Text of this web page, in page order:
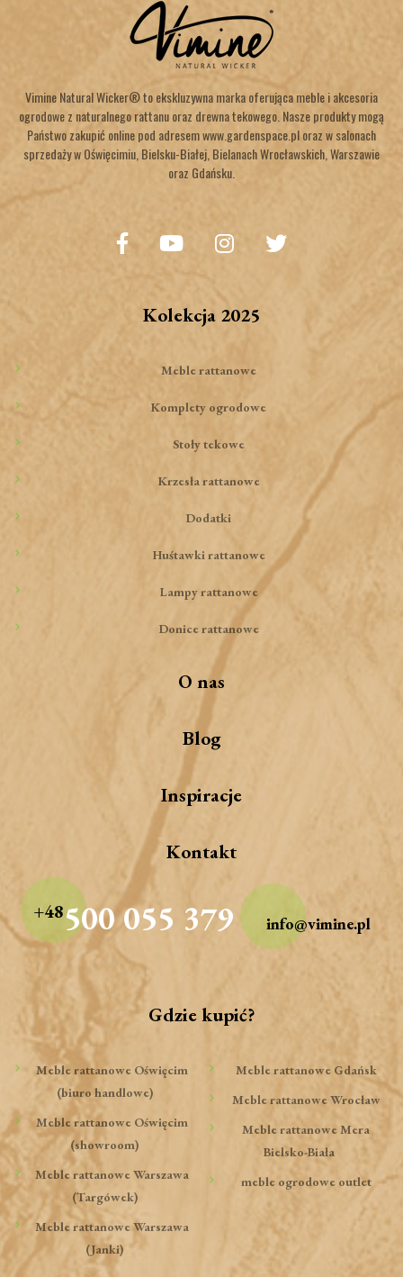
Vimine Natural Wicker® to ekskluzywna marka oferująca meble i akcesoria
ogrodowe z naturalnego rattanu oraz drewna tekowego. Nasze produkty mogą
Państwo zakupić online pod adresem www.gardenspace.pl oraz w salonach
sprzedaży w Oświęcimiu, Bielsku-Białej, Bielanach Wrocławskich, Warszawie
oraz Gdańsku.
Kolekcja 2025
Meble rattanowe
Komplety ogrodowe
Stoły tekowe
Krzesła rattanowe
Dodatki
Huśtawki rattanowe
Lampy rattanowe
Donice rattanowe
O nas
Blog
Inspiracje
Kontakt
+48500 055 379 info@vimine.pl
Gdzie kupić?
Meble rattanowe Oświęcim
(biuro handlowe)
Meble rattanowe Oświęcim
(showroom)
Meble rattanowe Warszawa
(Targówek)
Meble rattanowe Warszawa
(Janki)
Meble rattanowe Gdańsk
Meble rattanowe Wrocław
Meble rattanowe Mera
Bielsko-Biała
meble ogrodowe outlet